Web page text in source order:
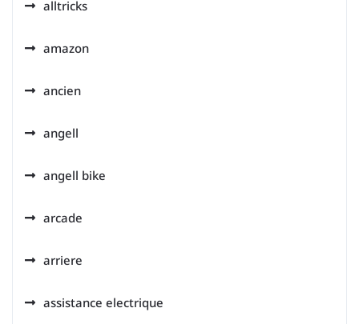
alltricks
amazon
ancien
angell
angell bike
arcade
arriere
assistance electrique